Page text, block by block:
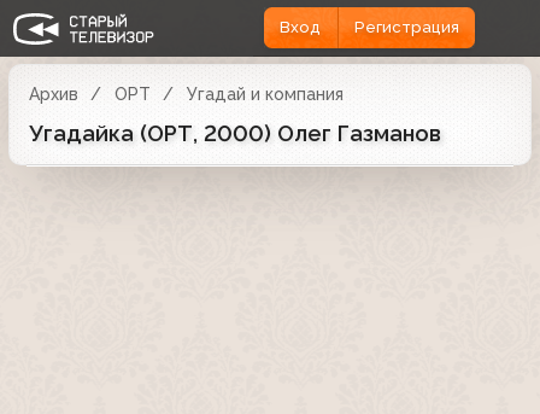
Вход Регистрация
Архив ОРТ Угадай и компания
Угадайка (ОРТ, 2000) Олег Газманов